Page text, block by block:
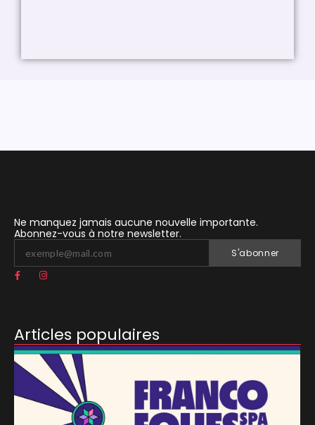
Ne manquez jamais aucune nouvelle importante.
Abonnez-vous à notre newsletter.
S'abonner
Articles populaires